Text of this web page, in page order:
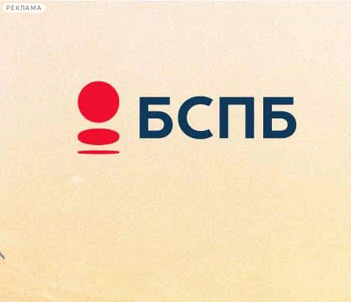
РЕКЛАМА
Сегодня:
2026.08.08
18:07
Афиша Plus